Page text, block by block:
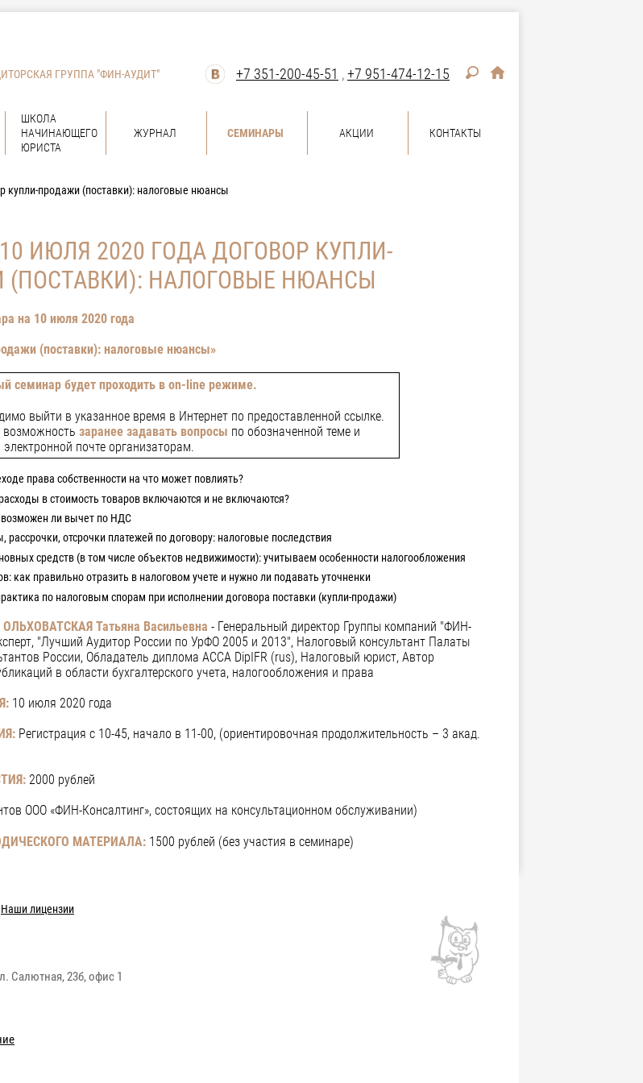
ГРУППА "ФИН-АУДИТ" +7 351-200-45-51 ,+7 951-474-12-15
ШКОЛА
НАЧИНАЮЩЕГО
ЮРИСТА
ЖУРНАЛ СЕМИНАРЫ АКЦИИ КОНТАКТЫ
купли-продажи (поставки): налоговые нюансы
ИЮЛЯ 2020 ГОДА ДОГОВОР КУПЛИ-
НАЛОГОВЫЕ НЮАНСЫ
на 10 июля 2020 года
(поставки): налоговые нюансы»
семинар будет проходить в on-line режиме.
выйти в указанное время в Интернет по предоставленной ссылке.
заранее задавать вопросы по обозначенной теме и
почте организаторам.
права собственности на что может повлиять?
в стоимость товаров включаются и не включаются?
возможен ли вычет по НДС
рассрочки, отсрочки платежей по договору: налоговые последствия
средств (в том числе объектов недвижимости): учитываем особенности налогообложения
как правильно отразить в налоговом учете и нужно ли подавать уточненки
по налоговым спорам при исполнении договора поставки (купли-продажи)
Татьяна Васильевна - Генеральный директор Группы компаний "ФИН-
"Лучший Аудитор России по УрФО 2005 и 2013", Налоговый консультант Палаты
России, Обладатель диплома АССА DipIFR (rus), Налоговый юрист, Автор
в области бухгалтерского учета, налогообложения и права
10 июля 2020 года
Регистрация с 10-45, начало в 11-00, (ориентировочная продолжительность – 3 акад.
2000 рублей
ООО «ФИН-Консалтинг», состоящих на консультационном обслуживании)
МАТЕРИАЛА: 1500 рублей (без участия в семинаре)
Наши лицензии
Салютная, 23б, офис 1